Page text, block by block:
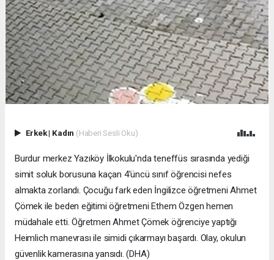
Erkek| Kadın (Haberi Sesli Oku)
Burdur merkez Yazıköy İlkokulu'nda teneffüs sırasında yediği
simit soluk borusuna kaçan 4'üncü sınıf öğrencisi nefes
almakta zorlandı. Çocuğu fark eden İngilizce öğretmeni Ahmet
Çömek ile beden eğitimi öğretmeni Ethem Özgen hemen
müdahale etti. Öğretmen Ahmet Çömek öğrenciye yaptığı
Heimlich manevrası ile simidi çıkarmayı başardı. Olay, okulun
güvenlik kamerasına yansıdı. (DHA)